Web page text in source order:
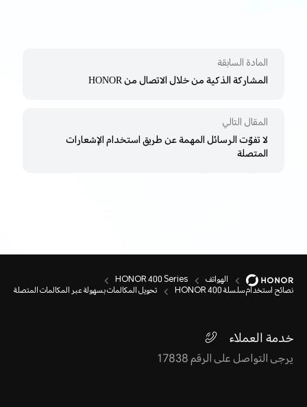
المادة السابقة
المشاركة الذكية من خلال الاتصال من HONOR
المقال التالي
لا تفوّت الرسائل المهمة عن طريق استخدام الإشعارات
المتصلة
الهواتف HONOR 400 Series
نصائح استخدام سلسلة HONOR 400 تحويل المكالمات بسهولة عبر المكالمات المتصلة
خدمة العملاء
يرجى التواصل على الرقم 17838